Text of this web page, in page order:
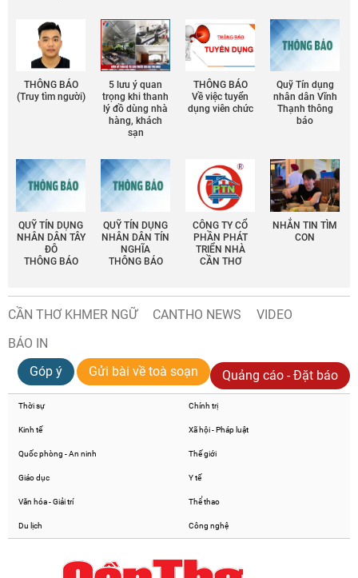
THÔNG BÁO
(Truy tìm người)
5 lưu ý quan
trọng khi thanh
lý đồ dùng nhà
hàng, khách
sạn
THÔNG BÁO
Về việc tuyển
dụng viên chức
Quỹ Tín dụng
nhân dân Vĩnh
Thạnh thông
báo
QUỸ TÍN DỤNG
NHÂN DÂN TÂY
ĐÔ
THÔNG BÁO
QUỸ TÍN DỤNG
NHÂN DÂN TÍN
NGHĨA
THÔNG BÁO
CÔNG TY CỔ
PHẦN PHÁT
TRIỂN NHÀ
CẦN THƠ
NHẮN TIN TÌM
CON
CẦN THƠ KHMER NGỮ CANTHO NEWS
VIDEO
BÁO IN
Góp ý
Gửi bài về toà soạn Quảng cáo - Đặt báo
Thời sự Chính trị
Kinh tế Xã hội - Pháp luật
Quốc phòng - An ninh Thế giới
Giáo dục Y tế
Văn hóa - Giải trí Thể thao
Du lịch Công nghệ